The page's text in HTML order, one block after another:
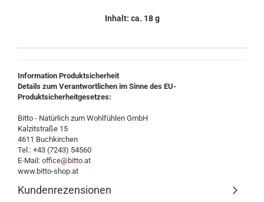
Inhalt: ca. 18 g
Information Produktsicherheit
Details zum Verantwortlichen im Sinne des EU-
Produktsicherheitgesetzes:
Bitto - Natürlich zum Wohlfühlen GmbH
Kalzitstraße 15
4611 Buchkirchen
Tel.: +43 (7243) 54560
E-Mail: office@bitto.at
www.bitto-shop.at
Kundenrezensionen